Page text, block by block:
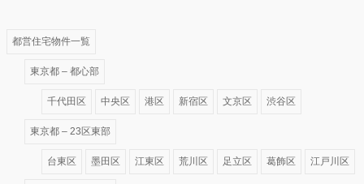
都営住宅物件一覧
東京都 – 都心部
千代田区 中央区 港区 新宿区 文京区 渋谷区
東京都 – 23区東部
台東区 墨田区 江東区 荒川区 足立区 葛飾区 江戸川区